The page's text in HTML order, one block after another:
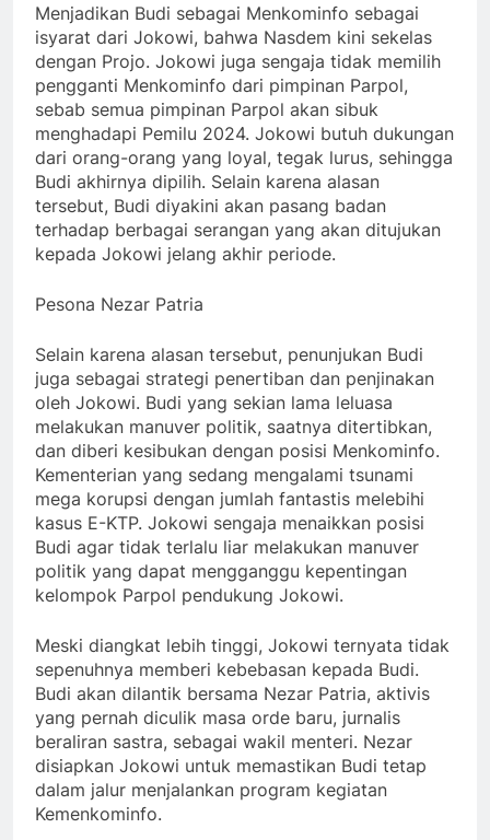
Menjadikan Budi sebagai Menkominfo sebagai
isyarat dari Jokowi, bahwa Nasdem kini sekelas
dengan Projo. Jokowi juga sengaja tidak memilih
pengganti Menkominfo dari pimpinan Parpol,
sebab semua pimpinan Parpol akan sibuk
menghadapi Pemilu 2024. Jokowi butuh dukungan
dari orang-orang yang loyal, tegak lurus, sehingga
Budi akhirnya dipilih. Selain karena alasan
tersebut, Budi diyakini akan pasang badan
terhadap berbagai serangan yang akan ditujukan
kepada Jokowi jelang akhir periode.
Pesona Nezar Patria
Selain karena alasan tersebut, penunjukan Budi
juga sebagai strategi penertiban dan penjinakan
oleh Jokowi. Budi yang sekian lama leluasa
melakukan manuver politik, saatnya ditertibkan,
dan diberi kesibukan dengan posisi Menkominfo.
Kementerian yang sedang mengalami tsunami
mega korupsi dengan jumlah fantastis melebihi
kasus E-KTP. Jokowi sengaja menaikkan posisi
Budi agar tidak terlalu liar melakukan manuver
politik yang dapat mengganggu kepentingan
kelompok Parpol pendukung Jokowi.
Meski diangkat lebih tinggi, Jokowi ternyata tidak
sepenuhnya memberi kebebasan kepada Budi.
Budi akan dilantik bersama Nezar Patria, aktivis
yang pernah diculik masa orde baru, jurnalis
beraliran sastra, sebagai wakil menteri. Nezar
disiapkan Jokowi untuk memastikan Budi tetap
dalam jalur menjalankan program kegiatan
Kemenkominfo.